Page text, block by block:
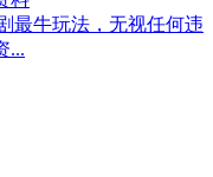
最牛玩法，无视任何违
...